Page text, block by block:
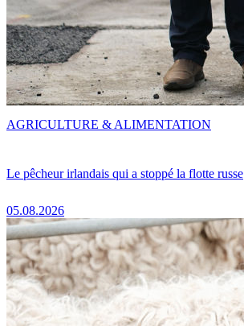
Le pêcheur irlandais qui a stoppé la flotte russe
05.08.2026
AGRICULTURE & ALIMENTATION